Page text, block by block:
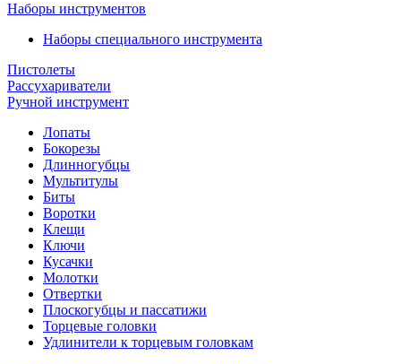
Наборы инструментов
Наборы специального инструмента
Пистолеты
Рассухариватели
Ручной инструмент
Лопаты
Бокорезы
Длинногубцы
Мультитулы
Биты
Воротки
Клещи
Ключи
Кусачки
Молотки
Отвертки
Плоскогубцы и пассатижи
Торцевые головки
Удлинители к торцевым головкам